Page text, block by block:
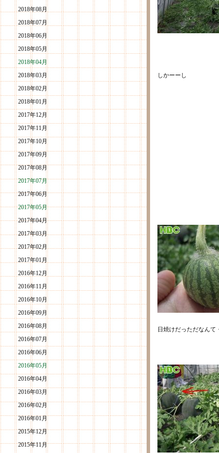
2018年08月
2018年07月
2018年06月
2018年05月
2018年04月
2018年03月
2018年02月
2018年01月
2017年12月
2017年11月
2017年10月
2017年09月
2017年08月
2017年07月
2017年06月
2017年05月
2017年04月
2017年03月
2017年02月
2017年01月
2016年12月
2016年11月
2016年10月
2016年09月
2016年08月
2016年07月
2016年06月
2016年05月
2016年04月
2016年03月
2016年02月
2016年01月
2015年12月
2015年11月
しかーーし
日焼けだっただなんて